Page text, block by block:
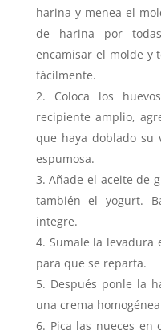
harina y menea el
de harina por
encamisar el molde y
fácilmente.
Coloca los
recipiente amplio,
que haya doblado su
espumosa.
Añade el aceite de
también el yogurt.
integre.
Sumale la levadura
para que se reparta.
Después ponle la
una crema
Pica las nueces en